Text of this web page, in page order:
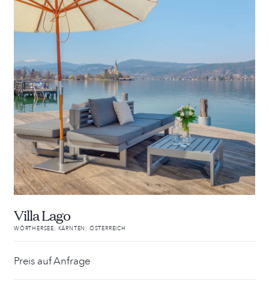
Villa Lago
WÖRTHERSEE; KÄRNTEN; ÖSTERREICH
Preis auf Anfrage